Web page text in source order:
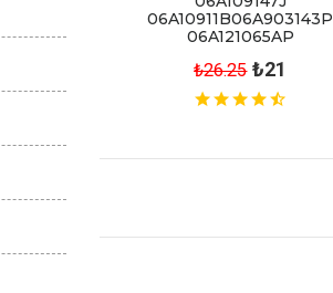
06A10911B06A903143P
06A121065AP
₺26.25 ₺21